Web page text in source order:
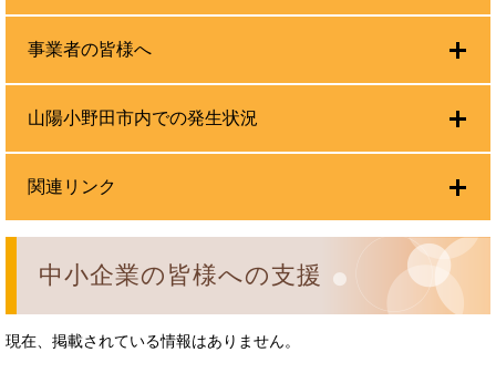
中小企業の皆様への支援
現在、掲載されている情報はありません。
事業者の皆様へ
山陽小野田市内での発生状況
関連リンク